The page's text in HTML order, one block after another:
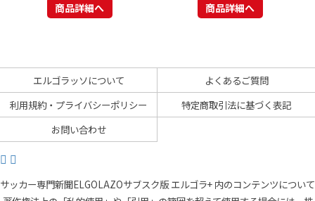
商品詳細へ 商品詳細へ
エルゴラッソについて
よくあるご質問
利用規約・プライバシーポリシー
特定商取引法に基づく表記
お問い合わせ
サッカー専門新聞ELGOLAZOサブスク版 エルゴラ+ 内のコンテンツについて